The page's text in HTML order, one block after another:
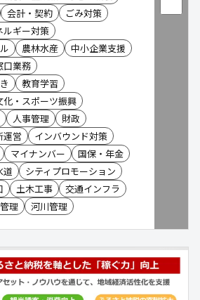
会計・契約
ごみ対策
ルギー対策
農林水産
中小企業支援
口業務
教育学習
化・スポーツ振興
人事管理
財政
運営
インバウンド対策
マイナンバー
国保・年金
道
シティプロモーション
土木工事
交通インフラ
理
河川管理